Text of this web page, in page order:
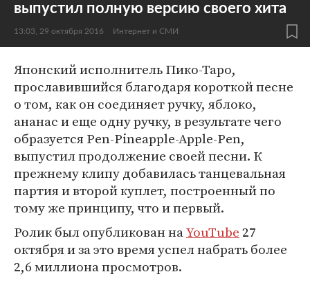
выпустил полную версию своего хита
13:03, 29 октября 2016 Интернет и СМИ
Японский исполнитель Пико-Таро,
прославившийся благодаря короткой песне
о том, как он соединяет ручку, яблоко,
ананас и еще одну ручку, в результате чего
образуется Pen-Pineapple-Apple-Pen,
выпустил продолжение своей песни. К
прежнему клипу добавилась танцевальная
партия и второй куплет, построенный по
тому же принципу, что и первый.
Ролик был опубликован наYouTube27
октября и за это время успел набрать более
2,6 миллиона просмотров.